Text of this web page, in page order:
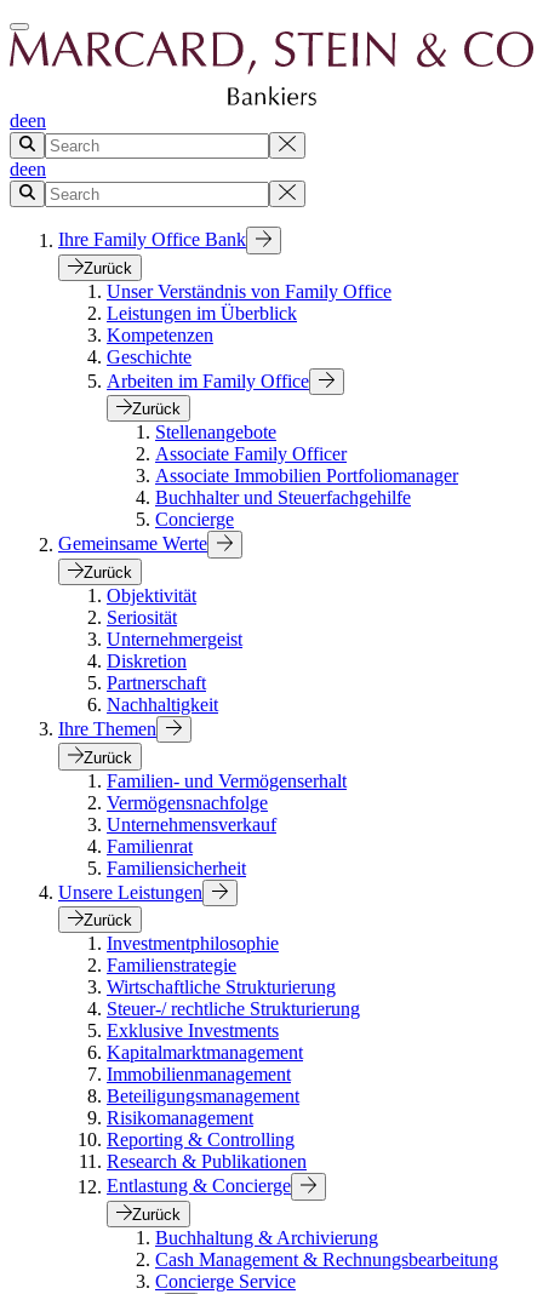
deen
deen
Ihre Family Office Bank
Zurück
Unser Verständnis von Family Office
Leistungen im Überblick
Kompetenzen
Geschichte
Arbeiten im Family Office
Zurück
Stellenangebote
Associate Family Officer
Associate Immobilien Portfoliomanager
Buchhalter und Steuerfachgehilfe
Concierge
Gemeinsame Werte
Zurück
Objektivität
Seriosität
Unternehmergeist
Diskretion
Partnerschaft
Nachhaltigkeit
Ihre Themen
Zurück
Familien- und Vermögenserhalt
Vermögensnachfolge
Unternehmensverkauf
Familienrat
Familiensicherheit
Unsere Leistungen
Zurück
Investmentphilosophie
Familienstrategie
Wirtschaftliche Strukturierung
Steuer-/ rechtliche Strukturierung
Exklusive Investments
Kapitalmarktmanagement
Immobilienmanagement
Beteiligungsmanagement
Risikomanagement
Reporting & Controlling
Research & Publikationen
Entlastung & Concierge
Zurück
Buchhaltung & Archivierung
Cash Management & Rechnungsbearbeitung
Concierge Service